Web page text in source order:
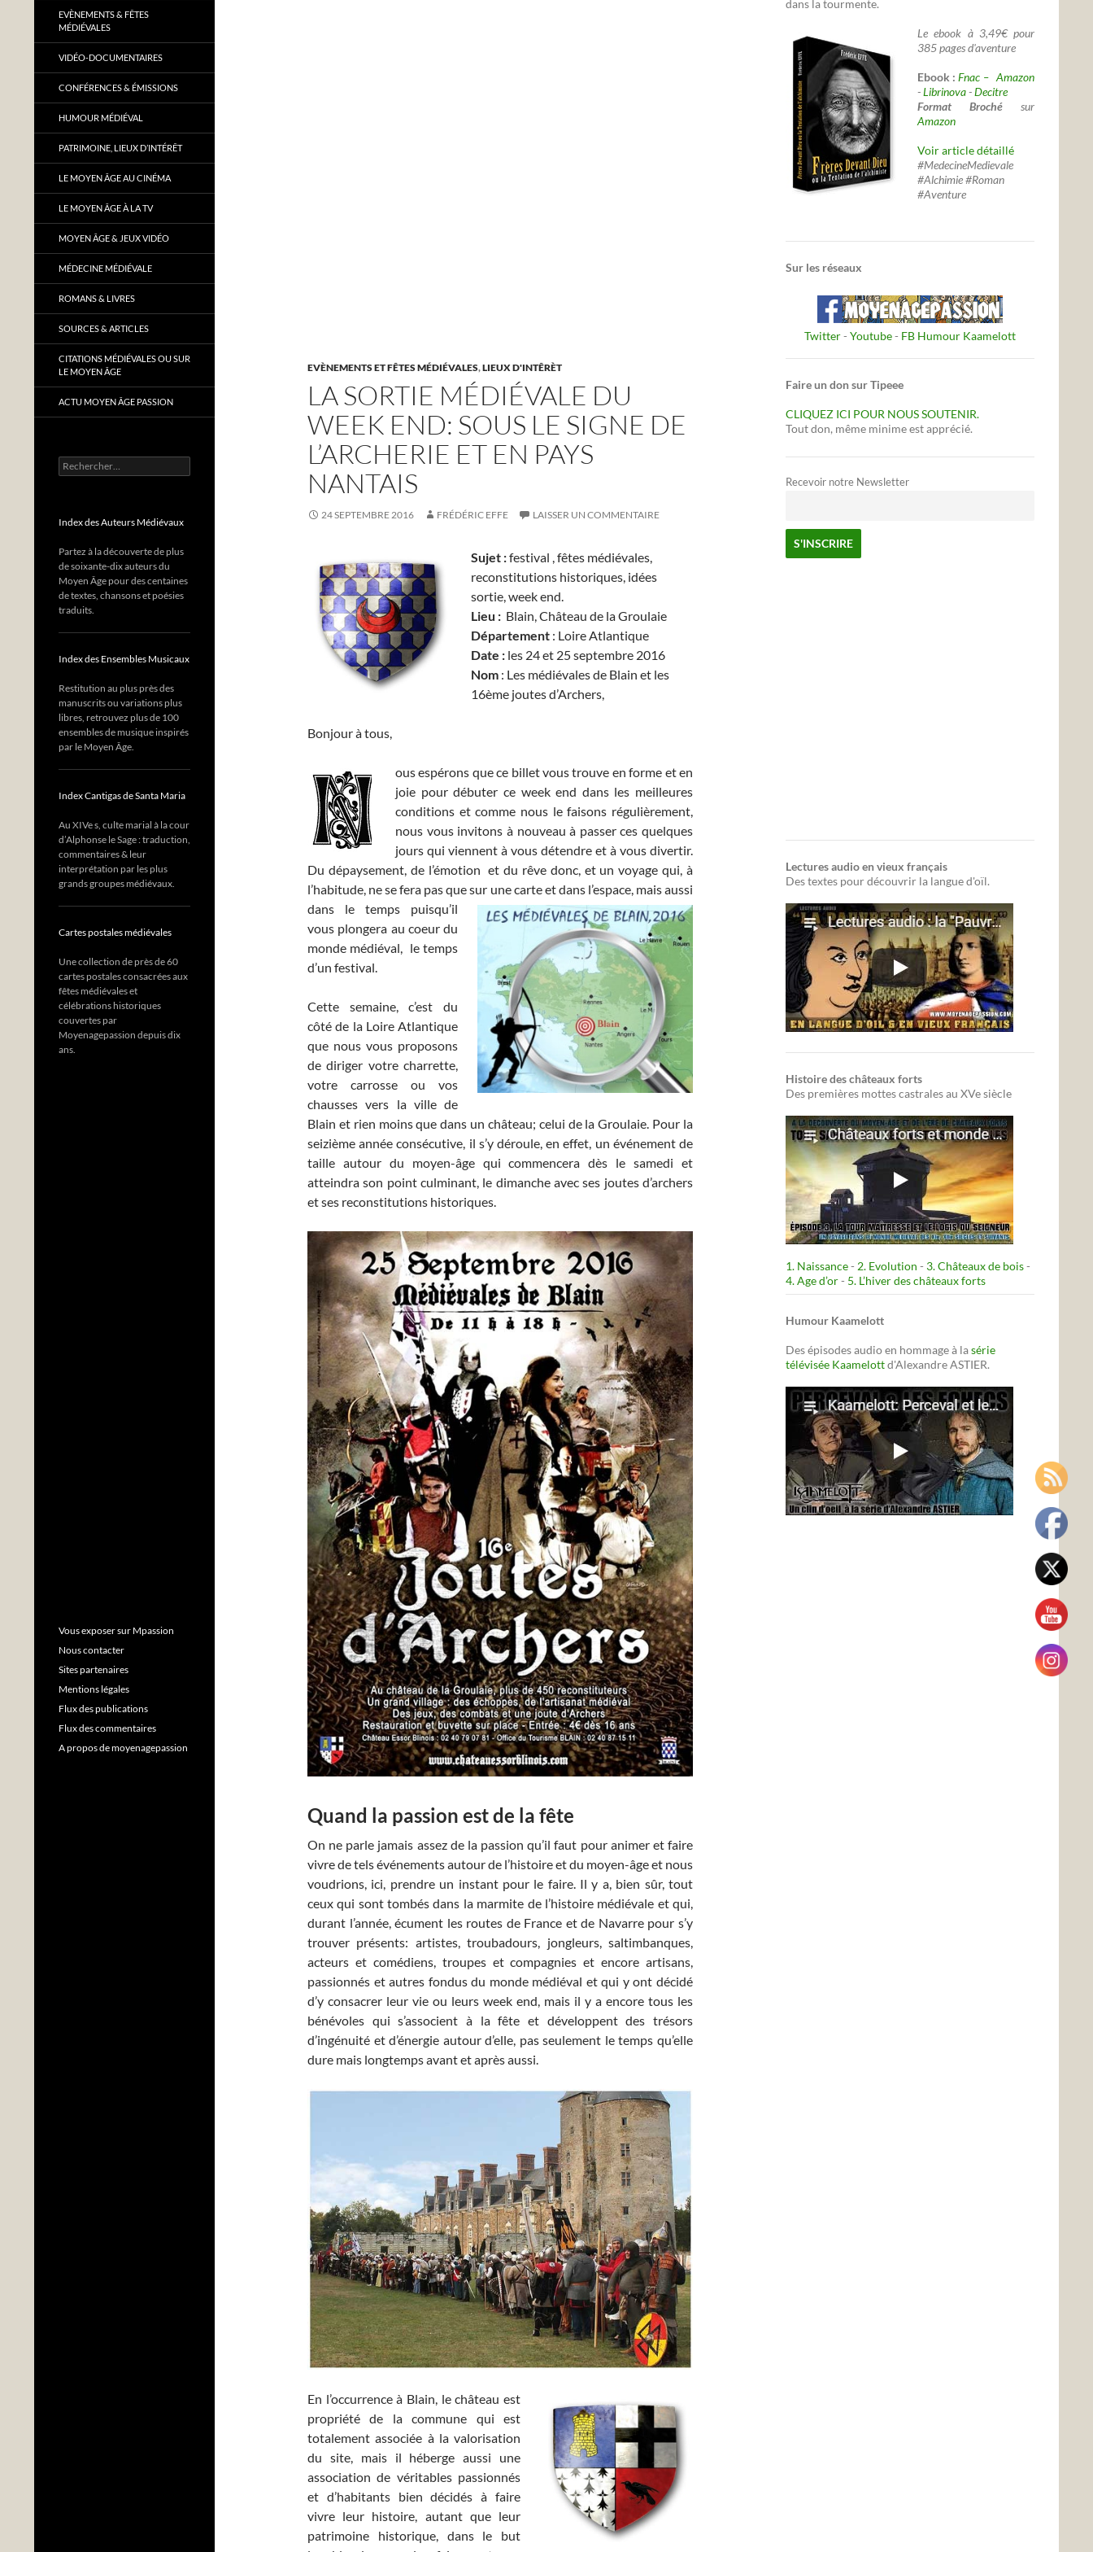
EVÈNEMENTS ET FÊTES MÉDIÉVALES,LIEUX D'INTÊRÈT
LA SORTIE MÉDIÉVALE DU
WEEK END: SOUS LE SIGNE DE
L’ARCHERIE ET EN PAYS
NANTAIS
24 SEPTEMBRE 2016 FRÉDÉRIC EFFE LAISSER UN COMMENTAIRE
Sujet :festival , fêtes médiévales,
reconstitutions historiques, idées
sortie, week end.
Lieu : Blain, Château de la Groulaie
Département : Loire Atlantique
Date : les 24 et 25 septembre 2016
Nom : Les médiévales de Blain et les
16ème joutes d’Archers,
Bonjour à tous,
ous espérons que ce billet vous trouve en forme et en
joie pour débuter ce week end dans les meilleures
conditions et comme nous le faisons régulièrement,
nous vous invitons à nouveau à passer ces quelques
jours qui viennent à vous détendre et à vous divertir.
Du dépaysement, de l’émotion et du rêve donc, et un voyage qui, à
l’habitude, ne se fera pas que sur une carte et dans l’espace, mais aussi
dans le temps puisqu’il
vous plongera au coeur du
monde médiéval, le temps
d’un festival.
Cette semaine, c’est du
côté de la Loire Atlantique
que nous vous proposons
de diriger votre charrette,
votre carrosse ou vos
chausses vers la ville de
Blain et rien moins que dans un château; celui de la Groulaie. Pour la
seizième année consécutive, il s’y déroule, en effet, un événement de
taille autour du moyen-âge qui commencera dès le samedi et
atteindra son point culminant, le dimanche avec ses joutes d’archers
et ses reconstitutions historiques.
Quand la passion est de la fête
On ne parle jamais assez de la passion qu’il faut pour animer et faire
vivre de tels événements autour de l’histoire et du moyen-âge et nous
voudrions, ici, prendre un instant pour le faire. Il y a, bien sûr, tout
ceux qui sont tombés dans la marmite de l’histoire médiévale et qui,
durant l’année, écument les routes de France et de Navarre pour s’y
trouver présents: artistes, troubadours, jongleurs, saltimbanques,
acteurs et comédiens, troupes et compagnies et encore artisans,
passionnés et autres fondus du monde médiéval et qui y ont décidé
d’y consacrer leur vie ou leurs week end, mais il y a encore tous les
bénévoles qui s’associent à la fête et développent des trésors
d’ingénuité et d’énergie autour d’elle, pas seulement le temps qu’elle
dure mais longtemps avant et après aussi.
En l’occurrence à Blain, le château est
propriété de la commune qui est
totalement associée à la valorisation
du site, mais il héberge aussi une
association de véritables passionnés
et d’habitants bien décidés à faire
vivre leur histoire, autant que leur
patrimoine historique, dans le but
dans la tourmente.
Le ebook à 3,49€ pour
385 pages d'aventure
Ebook :Fnac – Amazon
-Librinova-Decitre
Format Broché sur
Amazon
Voir article détaillé
#MedecineMedievale
#Alchimie #Roman
#Aventure
Sur les réseaux
Twitter- Youtube- FB Humour Kaamelott
Faire un don sur Tipeee
CLIQUEZ ICI POUR NOUS SOUTENIR.
Tout don, même minime est apprécié.
Recevoir notre Newsletter
Lectures audio en vieux français
Des textes pour découvrir la langue d'oïl.
Histoire des châteaux forts
Des premières mottes castrales au XVe siècle
1. Naissance- 2. Evolution - 3. Châteaux de bois-
4. Age d’or- 5. L’hiver des châteaux forts
Humour Kaamelott
Des épisodes audio en hommage à lasérie
télévisée Kaamelottd'Alexandre ASTIER.
EVÈNEMENTS & FÊTES
MÉDIÉVALES
VIDÉO-DOCUMENTAIRES
CONFÉRENCES & ÉMISSIONS
HUMOUR MÉDIÉVAL
PATRIMOINE, LIEUX D’INTÉRÊT
LE MOYEN ÂGE AU CINÉMA
LE MOYEN ÂGE À LA TV
MOYEN ÂGE & JEUX VIDÉO
MÉDECINE MÉDIÉVALE
ROMANS & LIVRES
SOURCES & ARTICLES
CITATIONS MÉDIÉVALES OU SUR
LE MOYEN ÂGE
ACTU MOYEN ÂGE PASSION
Rechercher :
Index des Auteurs Médiévaux
Partez à la découverte de plus
de soixante-dix auteurs du
Moyen Âge pour des centaines
de textes, chansons et poésies
traduits.
Index des Ensembles Musicaux
Restitution au plus près des
manuscrits ou variations plus
libres, retrouvez plus de 100
ensembles de musique inspirés
par le Moyen Âge.
Index Cantigas de Santa Maria
Au XIVe s, culte marial à la cour
d’Alphonse le Sage : traduction,
commentaires & leur
interprétation par les plus
grands groupes médiévaux.
Cartes postales médiévales
Une collection de près de 60
cartes postales consacrées aux
fêtes médiévales et
célébrations historiques
couvertes par
Moyenagepassion depuis dix
ans.
Vous exposer sur Mpassion
Nous contacter
Sites partenaires
Mentions légales
Flux des publications
Flux des commentaires
A propos de moyenagepassion